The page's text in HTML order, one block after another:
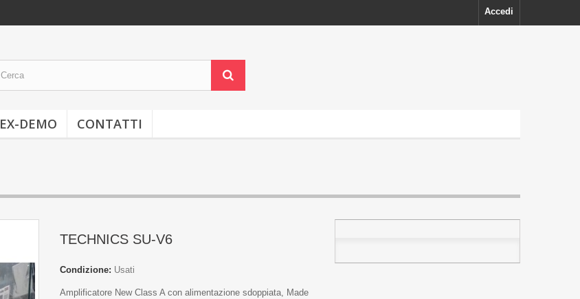
Accedi
EX-DEMO CONTATTI
TECHNICS SU-V6
Condizione: Usati
Amplificatore New Class A con alimentazione sdoppiata, Made